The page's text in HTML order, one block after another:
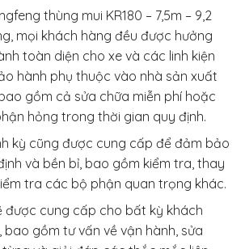
thùng mui KR180 – 7,5m – 9,2
mọi khách hàng đều được hưởng
toàn diện cho xe và các linh kiện
hành phụ thuộc vào nhà sản xuất
gồm cả sửa chữa miễn phí hoặc
hỏng trong thời gian quy định.
kỳ cũng được cung cấp để đảm bảo
và bền bỉ, bao gồm kiểm tra, thay
tra các bộ phận quan trọng khác.
được cung cấp cho bất kỳ khách
bao gồm tư vấn về vận hành, sửa